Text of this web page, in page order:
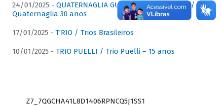
24/01/2025 - QUATERNAGLIA GUITAR QUARTET (QGQ) /
Quaternaglia 30 anos
17/01/2025 - T’RIO / Trios Brasileiros
10/01/2025 - TRIO PUELLI / Trio Puelli – 15 anos
Z7_7QGCHA41L8D1406RPNCQ5J1SS1